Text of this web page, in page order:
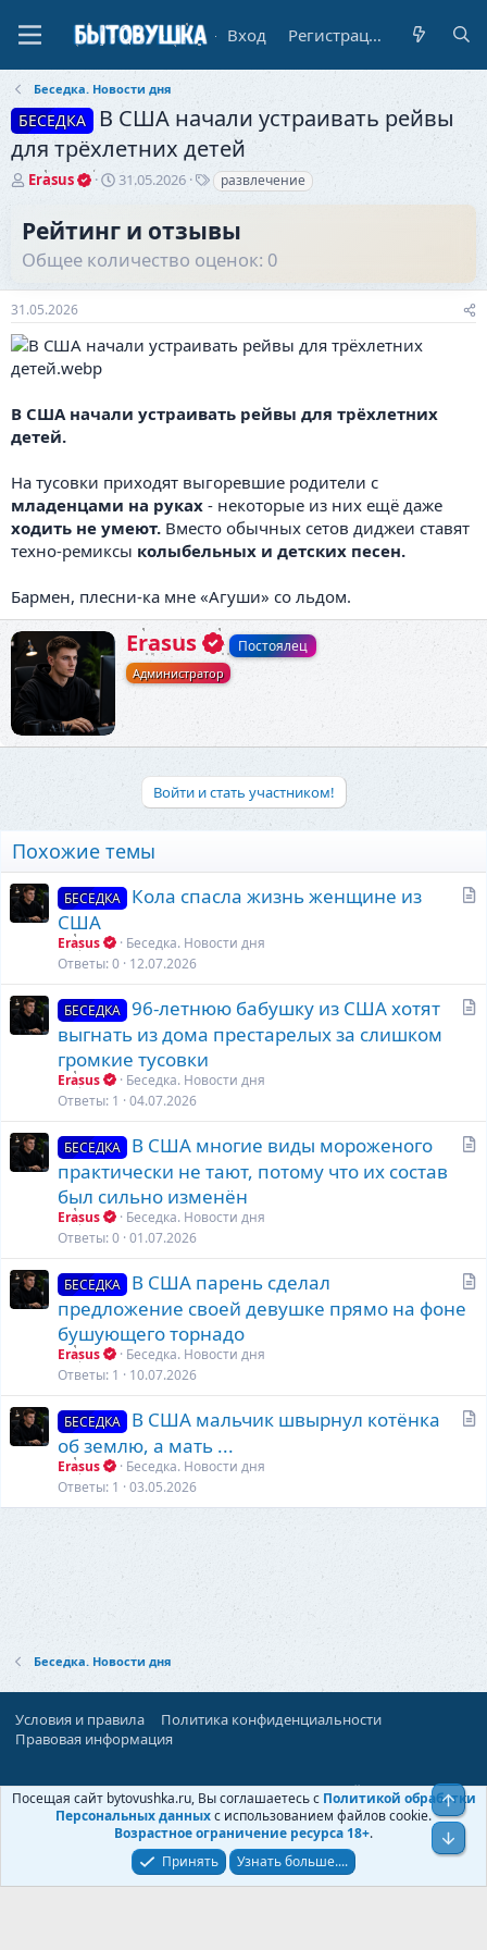
Вход Регистрация
Беседка. Новости дня
БЕСЕДКА
В США начали устраивать рейвы
для трёхлетних детей
А
о
р
е
м
ы
Erasus
Д
н
ч
а
31.05.2026
Т
и
развлечение
Рейтинг и отзывы
Общее количество оценок: 0
31.05.2026
В США начали устраивать рейвы для трёхлетних
детей.
На тусовки приходят выгоревшие родители с
младенцами на руках - некоторые из них ещё даже
ходить не умеют. Вместо обычных сетов диджеи ставят
техно-ремиксы колыбельных и детских песен.
Бармен, плесни-ка мне «Агуши» со льдом.
А
в
т
Erasus Постоялец
Администратор
Войти и стать участником!
Похожие темы
БЕСЕДКА
Кола спасла жизнь женщине из
США
Erasus
Беседка. Новости дня
Ответы 0 12.07.2026
БЕСЕДКА
96-летнюю бабушку из США хотят
выгнать из дома престарелых за слишком
громкие тусовки
Erasus
Беседка. Новости дня
Ответы 1 04.07.2026
БЕСЕДКА
В США многие виды мороженого
практически не тают, потому что их состав
был сильно изменён
Erasus
Беседка. Новости дня
Ответы 0 01.07.2026
БЕСЕДКА
В США парень сделал
предложение своей девушке прямо на фоне
бушующего торнадо
Erasus
Беседка. Новости дня
Ответы 1 10.07.2026
ь
БЕСЕДКА
В США мальчик швырнул котёнка
об землю, а мать ...
Erasus
Беседка. Новости дня
Ответы 1 03.05.2026
Беседка. Новости дня
Условия и правила
Политика конфиденциальности
Правовая информация
При поддержке:«Территория Дискуссий»
© Бытовушка, 2025-2026
Посещая сайт bytovushka.ru, Вы соглашаетесь с Политикой обработки
Персональных данныхс использованием файлов cookie.
Возрастное ограничение ресурса 18+.
Принять
Узнать больше....
Верх